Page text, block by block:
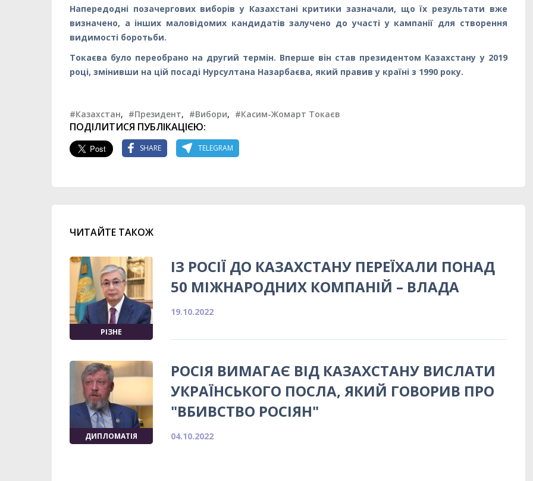
Напередодні позачергових виборів у Казахстані критики зазначали, що їх результати вже
визначено, а інших маловідомих кандидатів залучено до участі у кампанії для створення
видимості боротьби.
Токаєва було переобрано на другий термін. Вперше він став президентом Казахстану у 2019
році, змінивши на цій посаді Нурсултана Назарбаєва, який правив у країні з 1990 року.
#Казахстан, #Президент, #Вибори, #Касим-Жомарт Токаєв
ПОДІЛИТИСЯ ПУБЛІКАЦІЄЮ:
SHARE TELEGRAM
ЧИТАЙТЕ ТАКОЖ
РІЗНЕ
ІЗ РОСІЇ ДО КАЗАХСТАНУ ПЕРЕЇХАЛИ ПОНАД
50 МІЖНАРОДНИХ КОМПАНІЙ – ВЛАДА
19.10.2022
ДИПЛОМАТІЯ
РОСІЯ ВИМАГАЄ ВІД КАЗАХСТАНУ ВИСЛАТИ
УКРАЇНСЬКОГО ПОСЛА, ЯКИЙ ГОВОРИВ ПРО
"ВБИВСТВО РОСІЯН"
04.10.2022